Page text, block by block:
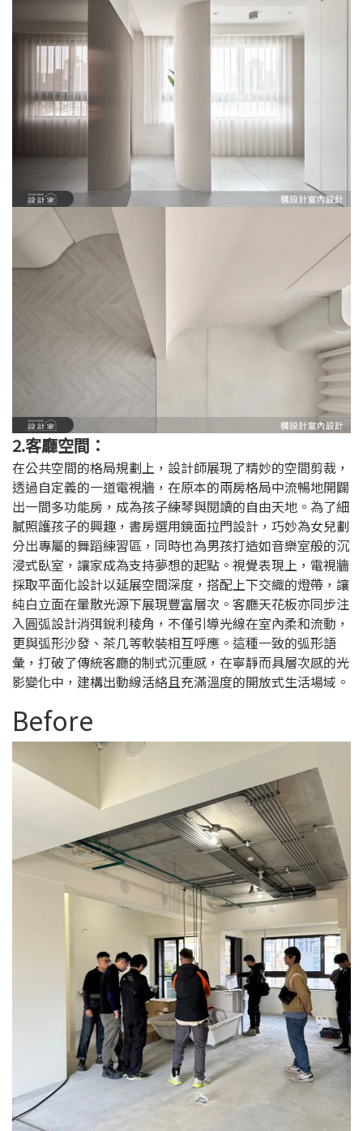
2.客廳空間：
在公共空間的格局規劃上，設計師展現了精妙的空間剪裁，
透過自定義的一道電視牆，在原本的兩房格局中流暢地開闢
出一間多功能房，成為孩子練琴與閱讀的自由天地。為了細
膩照護孩子的興趣，書房選用鏡面拉門設計，巧妙為女兒劃
分出專屬的舞蹈練習區，同時也為男孩打造如音樂室般的沉
浸式臥室，讓家成為支持夢想的起點。視覺表現上，電視牆
採取平面化設計以延展空間深度，搭配上下交織的燈帶，讓
純白立面在暈散光源下展現豐富層次。客廳天花板亦同步注
入圓弧設計消弭銳利稜角，不僅引導光線在室內柔和流動，
更與弧形沙發、茶几等軟裝相互呼應。這種一致的弧形語
彙，打破了傳統客廳的制式沉重感，在寧靜而具層次感的光
影變化中，建構出動線活絡且充滿溫度的開放式生活場域。
Before